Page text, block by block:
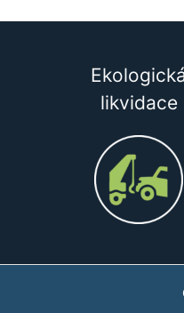
likvidace